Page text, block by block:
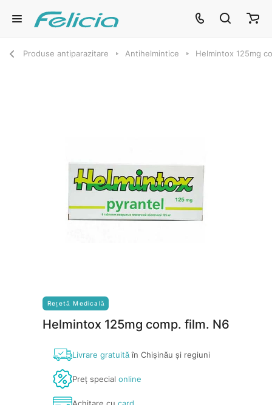
Produse antiparazitare Antihelmintice Helmintox 125mg
Rețetă Medicală
Helmintox 125mg comp. film. N6
Livrare gratuităîn Chișinău și regiuni
Preț special online